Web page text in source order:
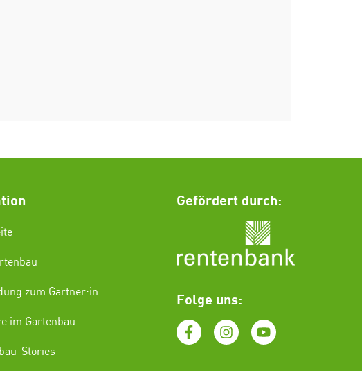
zum Gärtner:in
im Gartenbau
Stories
Gefördert durch:
Folge uns: